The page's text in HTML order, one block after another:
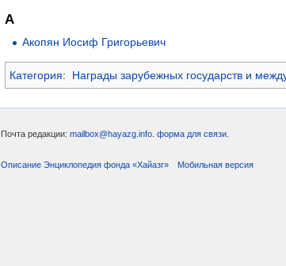
А
Акопян Иосиф Григорьевич
Категория: Награды зарубежных государств и
Почта редакции: mailbox@hayazg.info форма для связи
Описание Энциклопедия фонда «Хайазг» Мобильная версия